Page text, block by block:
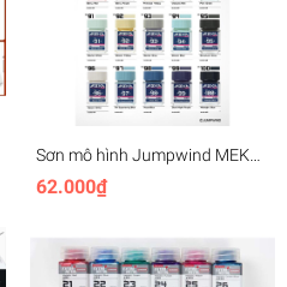
Sơn mô hình Jumpwind MEKA
Color MC81-100 series lacquer
High Gloss paint
62.000₫